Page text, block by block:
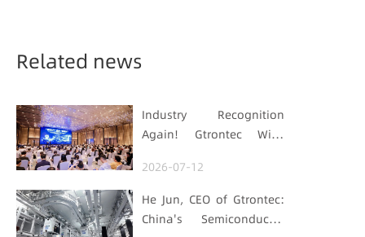
Related news
Industry Recognition
Again! Gtrontec Wins
Manufacturing Industry
Annual Outstanding
Leading Enterprise Award
2026-07-12
He Jun, CEO of Gtrontec:
China's Semiconductor